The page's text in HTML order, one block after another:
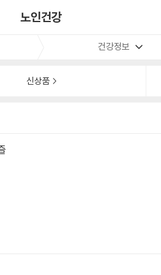
노인건강
건강정보
신상품